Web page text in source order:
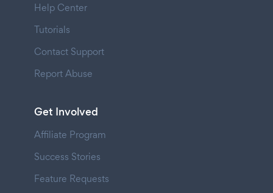
Help Center
Tutorials
Contact Support
Report Abuse
Get Involved
Affiliate Program
Success Stories
Feature Requests